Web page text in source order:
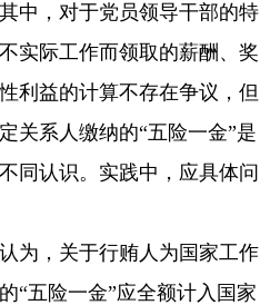
中，对于党员领导干部的特
实际工作而领取的薪酬、奖
利益的计算不存在争议，但
关系人缴纳的“五险一金”是
同认识。实践中，应具体问
，关于行贿人为国家工作
“五险一金”应全额计入国家